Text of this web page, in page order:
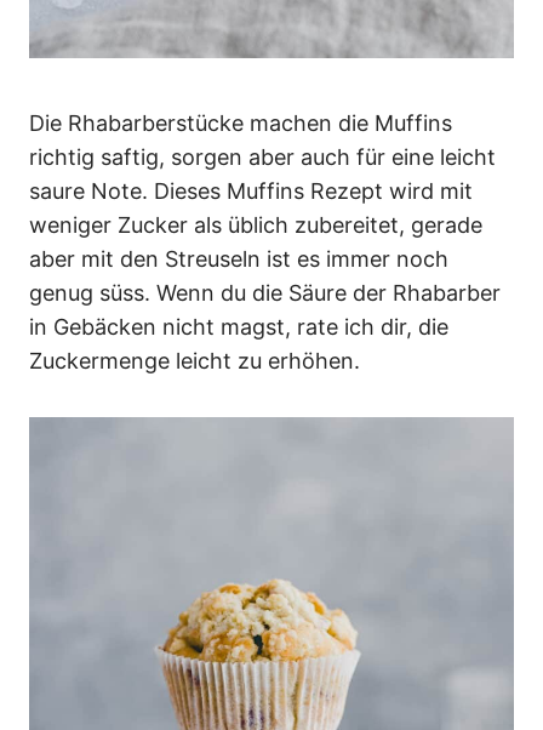
Die Rhabarberstücke machen die Muffins
richtig saftig, sorgen aber auch für eine leicht
saure Note. Dieses Muffins Rezept wird mit
weniger Zucker als üblich zubereitet, gerade
aber mit den Streuseln ist es immer noch
genug süss. Wenn du die Säure der Rhabarber
in Gebäcken nicht magst, rate ich dir, die
Zuckermenge leicht zu erhöhen.